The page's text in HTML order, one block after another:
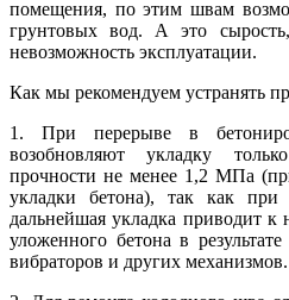
помещения, по этим швам
грунтовых вод. А это
невозможность эксплуатации.
Как мы рекомендуем устранять
1. При перерыве в
возобновляют укладку
прочности не менее 1,2 МПа
укладки бетона), так как
дальнейшая укладка приводит
уложенного бетона в
вибраторов и других механизмов.